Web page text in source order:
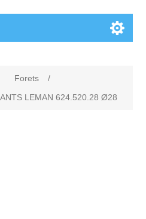
Forets
/
LEMAN 624.520.28 Ø28